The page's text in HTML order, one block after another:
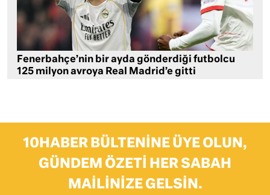
Fenerbahçe’nin bir ayda gönderdiği futbolcu
125 milyon avroya Real Madrid’e gitti
10HABER BÜLTENINE ÜYE OLUN,
GÜNDEM ÖZETI HER SABAH
MAILINIZE GELSIN.